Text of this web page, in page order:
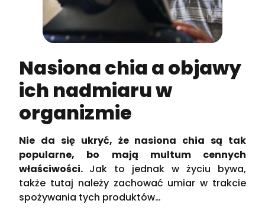
Nasiona chia a objawy
ich nadmiaru w
organizmie
Nie da się ukryć, że nasiona chia są tak
popularne, bo mają multum cennych
właściwości. Jak to jednak w życiu bywa,
także tutaj należy zachować umiar w trakcie
spożywania tych produktów…